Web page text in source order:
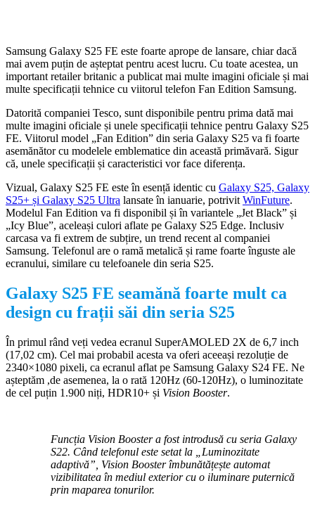
Samsung Galaxy S25 FE este foarte aprope de lansare, chiar dacă
mai avem puțin de așteptat pentru acest lucru. Cu toate acestea, un
important retailer britanic a publicat mai multe imagini oficiale și mai
multe specificații tehnice cu viitorul telefon Fan Edition Samsung.
Datorită companiei Tesco, sunt disponibile pentru prima dată mai
multe imagini oficiale și unele specificații tehnice pentru Galaxy S25
FE. Viitorul model „Fan Edition” din seria Galaxy S25 va fi foarte
asemănător cu modelele emblematice din această primăvară. Sigur
că, unele specificații și caracteristici vor face diferența.
Vizual, Galaxy S25 FE este în esență identic cu Galaxy S25, Galaxy
S25+ și Galaxy S25 Ultra lansate în ianuarie, potrivit WinFuture.
Modelul Fan Edition va fi disponibil și în variantele „Jet Black” și
„Icy Blue”, aceleași culori aflate pe Galaxy S25 Edge. Inclusiv
carcasa va fi extrem de subțire, un trend recent al companiei
Samsung. Telefonul are o ramă metalică și rame foarte înguste ale
ecranului, similare cu telefoanele din seria S25.
Galaxy S25 FE seamănă foarte mult ca
design cu frații săi din seria S25
În primul rând veți vedea ecranul SuperAMOLED 2X de 6,7 inch
(17,02 cm). Cel mai probabil acesta va oferi aceeași rezoluție de
2340×1080 pixeli, ca ecranul aflat pe Samsung Galaxy S24 FE. Ne
așteptăm ,de asemenea, la o rată 120Hz (60-120Hz), o luminozitate
de cel puțin 1.900 niți, HDR10+ și Vision Booster.
Funcția Vision Booster a fost introdusă cu seria Galaxy
S22. Când telefonul este setat la „Luminozitate
adaptivă”, Vision Booster îmbunătățește automat
vizibilitatea în mediul exterior cu o iluminare puternică
prin maparea tonurilor.